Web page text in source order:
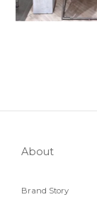
About
Brand Story